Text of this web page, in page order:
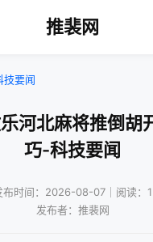
推裴网
技要闻
河北麻将推倒胡
巧-科技要闻
布时间：2026-08-07｜阅读：1
发布者：推裴网